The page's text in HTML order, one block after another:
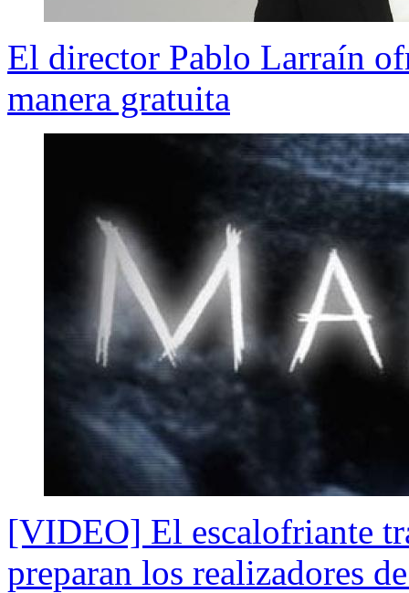
El director Pablo Larraín
manera gratuita
[VIDEO] El escalofriante
preparan los realizadores